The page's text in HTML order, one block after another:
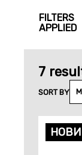
I
N MONTH
FILTERS
APPLIED
7
SORT BY